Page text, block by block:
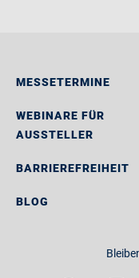
MESSETERMINE
WEBINARE FÜR
AUSSTELLER
BARRIEREFREIHEIT
BLOG